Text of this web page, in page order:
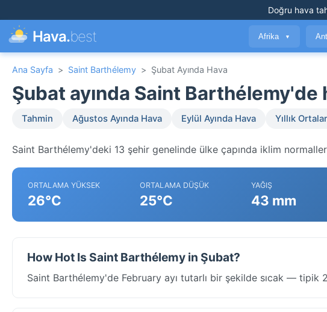
Doğru hava
Hava.best Afrika ▼
Ana Sayfa > Saint Barthélemy > Şubat Ayında Hava
Şubat ayında Saint Barthélemy'de
Tahmin Ağustos Ayında Hava Eylül Ayında Hava Yıllık
Saint Barthélemy'deki 13 şehir genelinde ülke çapında iklim
ORTALAMA YÜKSEK
26°C
ORTALAMA DÜŞÜK
25°C
YAĞIŞ
43 mm
How Hot Is Saint Barthélemy in Şubat?
Saint Barthélemy'de February ayı tutarlı bir şekilde sıcak — tipik